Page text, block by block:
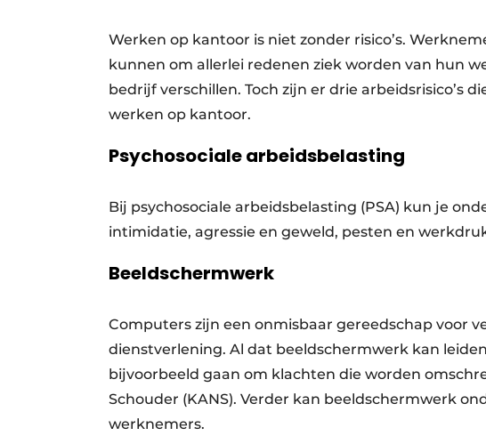
Vacatures
Video’s
Werben
Werken op kantoor is niet zonder risico’s.
kunnen om allerlei redenen ziek worden van hun
bedrijf verschillen. Toch zijn er drie arbeidsrisico’s
werken op kantoor.
Psychosociale arbeidsbelasting
Bij psychosociale arbeidsbelasting (PSA) kun je
intimidatie, agressie en geweld, pesten en
Beeldschermwerk
Computers zijn een onmisbaar gereedschap voor
dienstverlening. Al dat beeldschermwerk kan
bijvoorbeeld gaan om klachten die worden
Schouder (KANS). Verder kan beeldschermwerk
werknemers.